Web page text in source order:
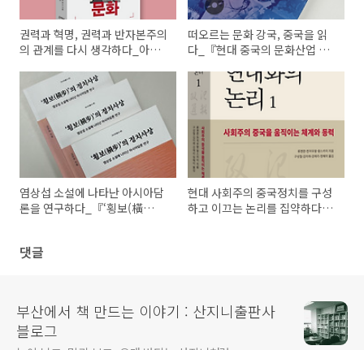
권력과 혁명, 권력과 반자본주의
의 관계를 다시 생각하다_아시
적 문화』 :: 책 소개
떠오르는 문화 강국, 중국을 읽
다_『현대 중국의 문화산업 읽
염상섭 소설에 나타난 아시아담
론을 연구하다_『‘횡보(橫
현대 사회주의 중국정치를 구성
하고 이끄는 논리를 집약하다
댓글
부산에서 책 만드는 이야기 : 산지니출판사
블로그